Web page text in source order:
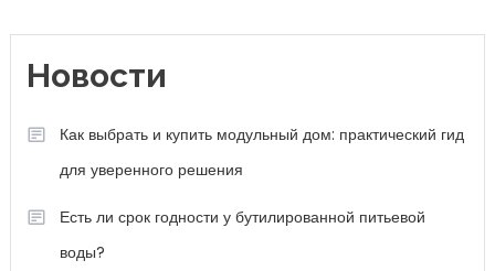
Новости
Как выбрать и купить модульный дом: практический гид
для уверенного решения
Есть ли срок годности у бутилированной питьевой
воды?